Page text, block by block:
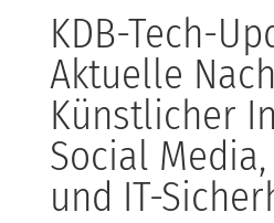
KDB-Tech-
Aktuelle
Künstlicher
Social
und IT-